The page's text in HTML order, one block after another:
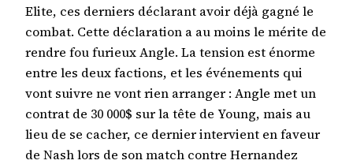
Elite, ces derniers déclarant avoir déjà gagné le
combat. Cette déclaration a au moins le mérite de
rendre fou furieux Angle. La tension est énorme
entre les deux factions, et les événements qui
vont suivre ne vont rien arranger : Angle met un
contrat de 30 000$ sur la tête de Young, mais au
lieu de se cacher, ce dernier intervient en faveur
de Nash lors de son match contre Hernandez